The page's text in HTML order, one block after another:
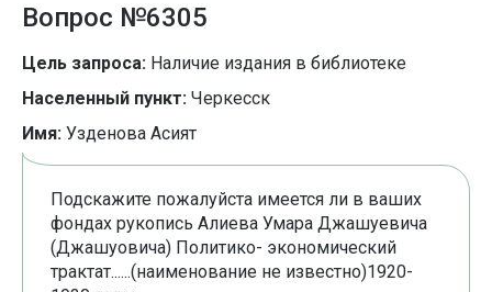
Вопрос №6305
Цель запроса: Наличие издания в библиотеке
Населенный пункт: Черкесск
Имя: Узденова Асият
Подскажите пожалуйста имеется ли в ваших
фондах рукопись Алиева Умара Джашуевича
(Джашуовича) Политико- экономический
трактат......(наименование не известно)1920-